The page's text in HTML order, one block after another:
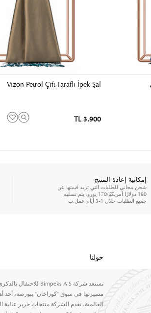
Vizon Petrol Çift Taraflı İpek Şal
3.900 TL
إمكانية إعادة المنتج
شحن مجاني للطلبات التي تزيد قيمتها عن
180 دولارًا أمريكيًا/170 يورو. يتم تسليم
جميع الطلبات خلال 1-3 أيام عمل.ب
حولنا
مسيرتها في سوق "كوزاخان" ببورصة، أحد